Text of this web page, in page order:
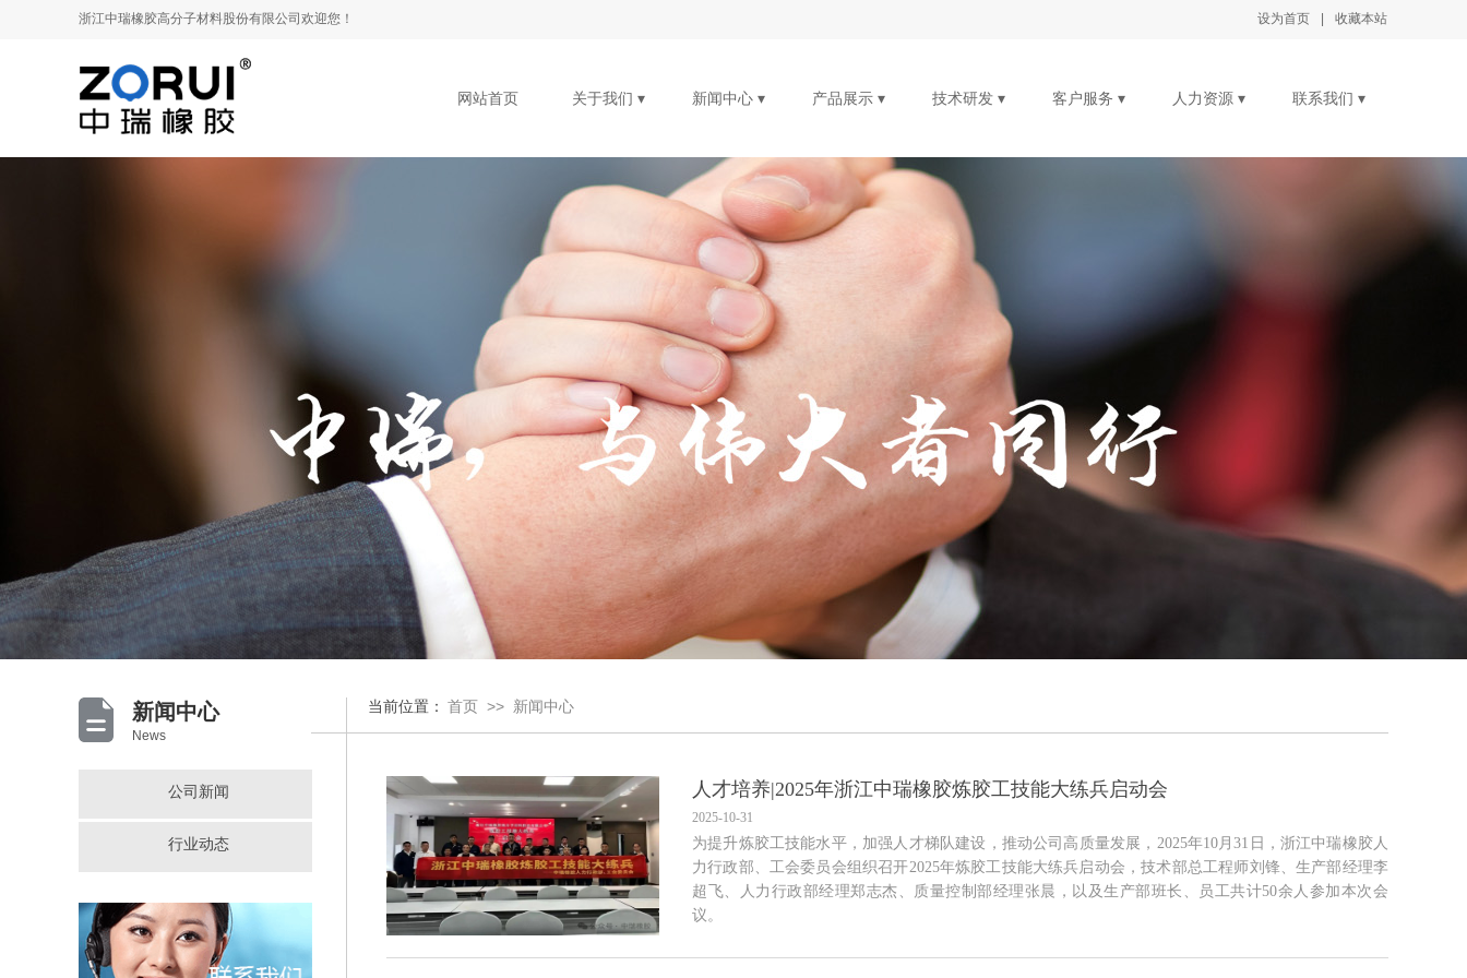
设为首页 收藏本站
浙江中瑞橡胶高分子材料股份有限公司欢迎您！ 设为首页 收藏本站
浙江中瑞橡胶高分子材料股份有限公司欢迎您！
网站首页 关于我们 ▾ 新闻中心 ▾ 产品展示 ▾ 技术研发 ▾ 客户服务 ▾ 人力资源 ▾ 联系我们 ▾
当前位置：
新闻中心
News
首页 >> 新闻中心
公司新闻
行业动态
人才培养|2025年浙江中瑞橡胶炼胶工技能大练兵启动会
2025-10-31
为提升炼胶工技能水平，加强人才梯队建设，推动公司高质量发展，2025年10月31日，浙江中瑞橡胶人
力行政部、工会委员会组织召开2025年炼胶工技能大练兵启动会，技术部总工程师刘锋、生产部经理李
超飞、人力行政部经理郑志杰、质量控制部经理张晨，以及生产部班长、员工共计50余人参加本次会
议。